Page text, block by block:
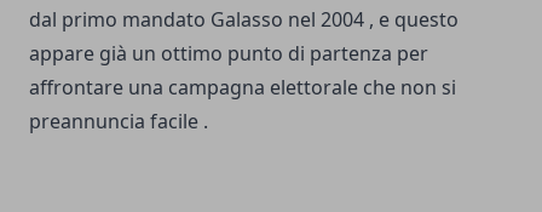
dal primo mandato Galasso nel 2004 , e questo
appare già un ottimo punto di partenza per
affrontare una campagna elettorale che non si
preannuncia facile .